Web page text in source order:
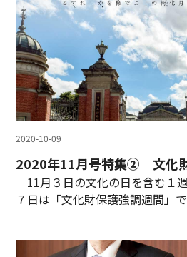
2020-10-09
2020年11月号特集② 文化
11月３日の文化の日を含む１
７日は「文化財保護強調週間」